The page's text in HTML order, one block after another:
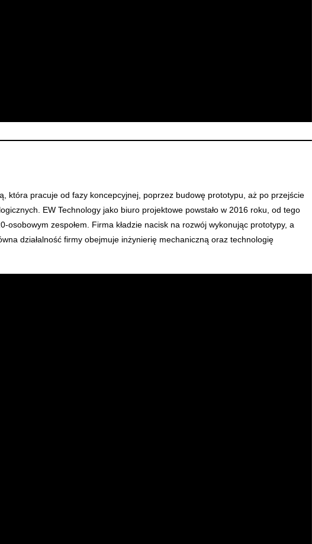
która pracuje od fazy koncepcyjnej, poprzez budowę prototypu, aż po przejście
EW Technology jako biuro projektowe powstało w 2016 roku, od tego
zespołem. Firma kładzie nacisk na rozwój wykonując prototypy, a
działalność firmy obejmuje inżynierię mechaniczną oraz technologię